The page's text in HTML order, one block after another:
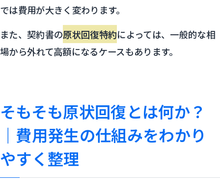
では費用が大きく変わります。
また、契約書の原状回復特約によっては、一般的な相
場から外れて高額になるケースもあります。
そもそも原状回復とは何か？
｜費用発生の仕組みをわかり
やすく整理